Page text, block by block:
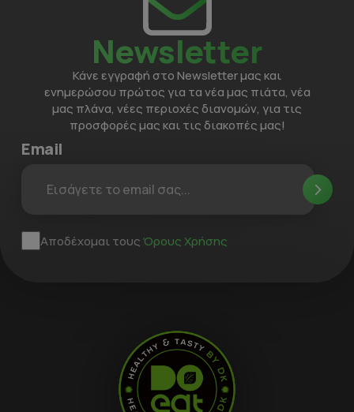
Newsletter
Κάνε εγγραφή στο Newsletter μας και
ενημερώσου πρώτος για τα νέα μας πιάτα, νέα
μας πλάνα, νέες περιοχές διανομών, για τις
προσφορές μας και τις διακοπές μας!
Email
Αποδέχομαι τουςΌρους Χρήσης